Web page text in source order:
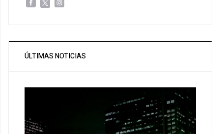
ÚLTIMAS NOTICIAS